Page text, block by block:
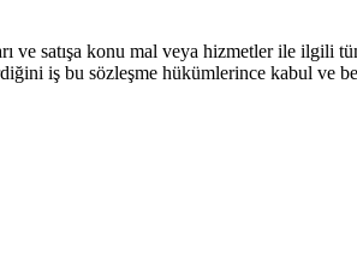
ve satışa konu mal veya hizmetler ile ilgili
iş bu sözleşme hükümlerince kabul ve